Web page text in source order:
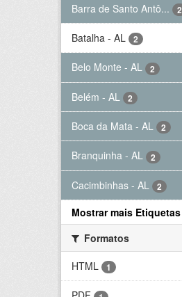
Barra de Santo Antô... 2
Batalha - AL 2
Belo Monte - AL 2
Belém - AL 2
Boca da Mata - AL 2
Branquinha - AL 2
Cacimbinhas - AL 2
Mostrar mais Etiquetas
Formatos
HTML
1